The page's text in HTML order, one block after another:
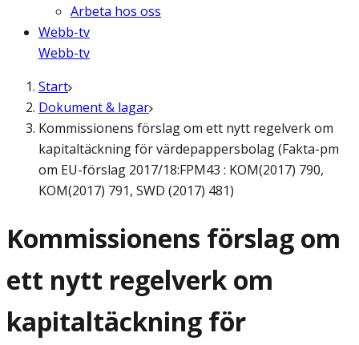
Arbeta hos oss
Webb-tv
Webb-tv
Start
Dokument & lagar
Kommissionens förslag om ett nytt regelverk om
kapitaltäckning för värdepappersbolag (Fakta-pm
om EU-förslag 2017/18:FPM43 : KOM(2017) 790,
KOM(2017) 791, SWD (2017) 481)
Kommissionens förslag om
ett nytt regelverk om
kapitaltäckning för